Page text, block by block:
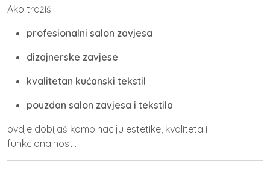
Ako tražiš:
profesionalni salon zavjesa
dizajnerske zavjese
kvalitetan kućanski tekstil
pouzdan salon zavjesa i tekstila
ovdje dobijaš kombinaciju estetike, kvaliteta i
funkcionalnosti.